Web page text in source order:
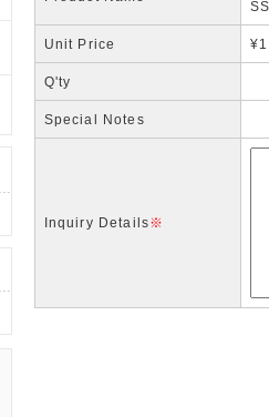
Unit Price
Q'ty
Special Notes
Inquiry Details※